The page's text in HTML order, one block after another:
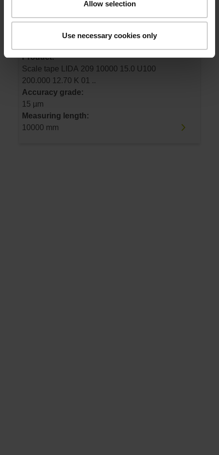
Allow selection
Use necessary cookies only
ID number:
Product:
Scale tape LIDA 209 10000 15.0 U100
200.000 12.70 K 01 ..
Accuracy grade:
15 µm
Measuring length:
10000 mm